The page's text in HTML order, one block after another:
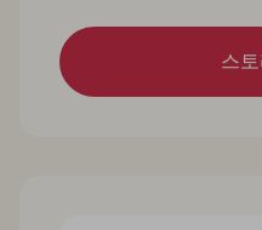
스토